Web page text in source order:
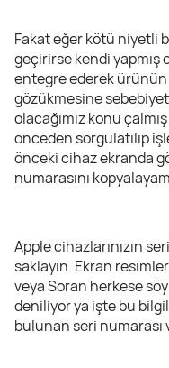
Fakat eğer kötü niyetli
geçirirse kendi yapmış
entegre ederek
gözükmesine
olacağımız konu
önceden sorgulatılıp
önceki cihaz ekranda
numarasını
Apple cihazlarınızın
saklayın. Ekran
veya Soran herkese
deniliyor ya işte bu
bulunan seri numarası